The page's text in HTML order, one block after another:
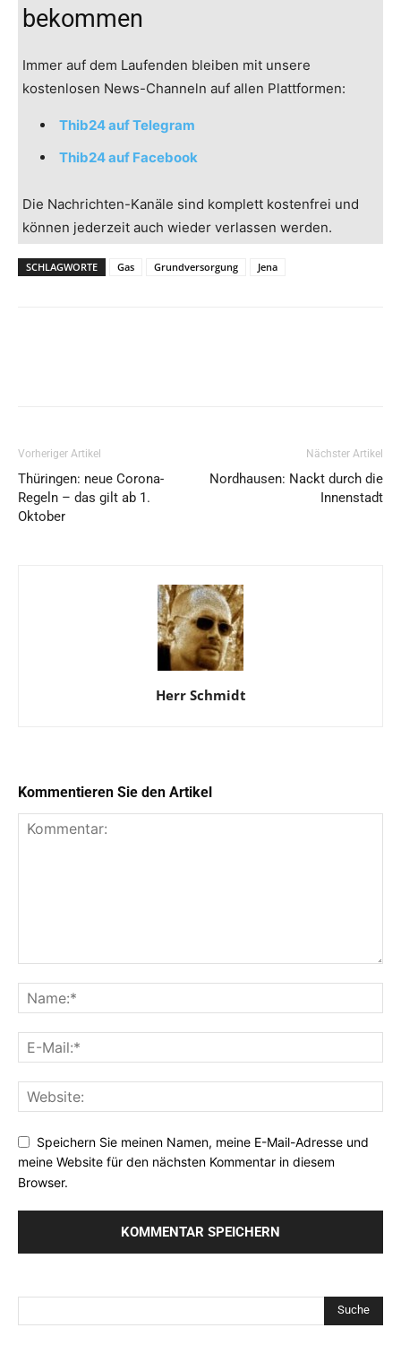
bekommen
Immer auf dem Laufenden bleiben mit unsere
kostenlosen News-Channeln auf allen Plattformen:
Thib24 auf Telegram
Thib24 auf Facebook
Die Nachrichten-Kanäle sind komplett kostenfrei und
können jederzeit auch wieder verlassen werden.
SCHLAGWORTE Gas Grundversorgung Jena
Vorheriger Artikel
Thüringen: neue Corona-
Regeln – das gilt ab 1.
Oktober
Nächster Artikel
Nordhausen: Nackt durch die
Innenstadt
Herr Schmidt
Kommentieren Sie den Artikel
Speichern Sie meinen Namen, meine E-Mail-Adresse und
meine Website für den nächsten Kommentar in diesem
Browser.